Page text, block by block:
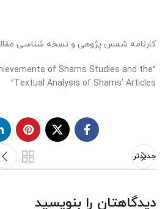
کارنامه شمس پژوهی و نسخه شناسی
of Shams Studies and the
Textual Analysis of Shams’ Articles”
جدیدتر
دیدگاهتان را بنویسید